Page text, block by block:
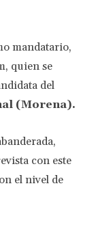
mandatario,
quien se
del
(Morena).
con este
el nivel de